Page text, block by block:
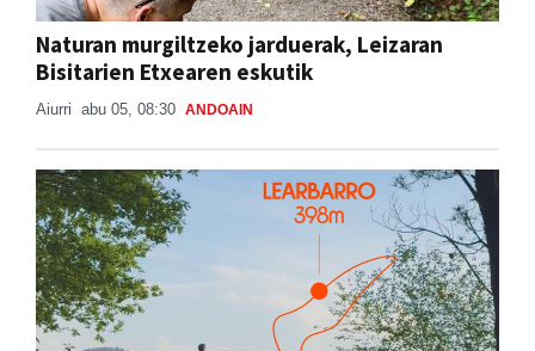
Naturan murgiltzeko jarduerak, Leizaran
Bisitarien Etxearen eskutik
Aiurri abu 05, 08:30 ANDOAIN